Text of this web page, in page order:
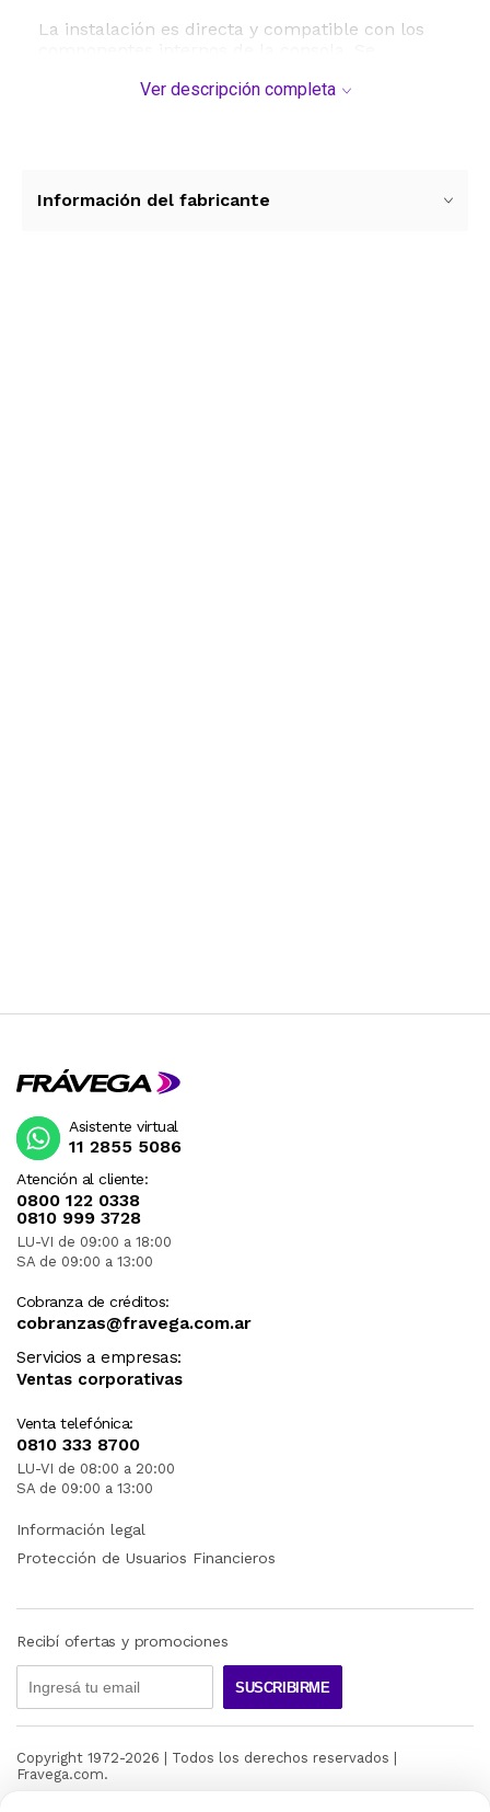
La instalación es directa y compatible con los
desde el menú de configuración de la consola
10 gramos garantiza que el peso original del
Ver descripción completa
Información del fabricante
Atención al cliente:
0800 122 0338
0810 999 3728
LU-VI de 09:00 a 18:00
SA de 09:00 a 13:00
Cobranza de créditos:
cobranzas@fravega.com.ar
Servicios a empresas:
Ventas corporativas
Venta telefónica:
0810 333 8700
LU-VI de 08:00 a 20:00
SA de 09:00 a 13:00
Asistente virtual
11 2855 5086
Información legal
Protección de Usuarios Financieros
Recibí ofertas y promociones
SUSCRIBIRME
Copyright 1972-2026 | Todos los derechos reservados |
Fravega.com.